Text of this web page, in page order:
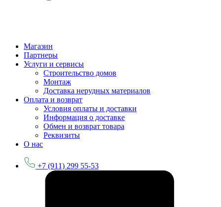
Магазин
Партнеры
Услуги и сервисы
Строительство домов
Монтаж
Доставка нерудных материалов
Оплата и возврат
Условия оплаты и доставки
Информация о доставке
Обмен и возврат товара
Реквизиты
О нас
+7 (911) 299 55-53